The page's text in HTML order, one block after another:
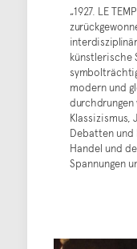
„1927. LE
künstlerische
modern und
durchdrungen
Klassizismus,
Debatten
Handel und
Spannungen